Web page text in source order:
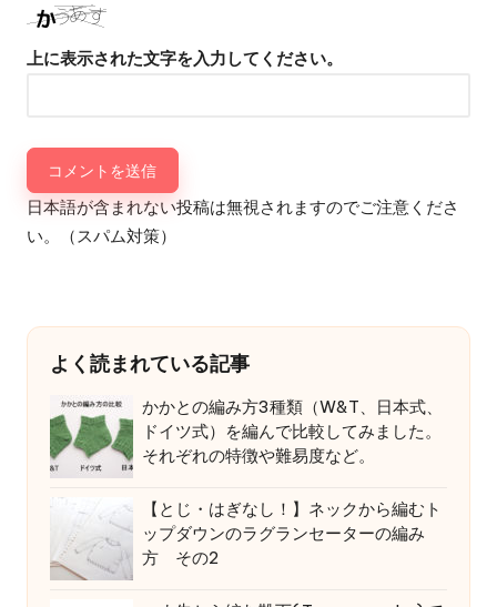
上に表示された文字を入力してください。
日本語が含まれない投稿は無視されますのでご注意くださ
い。（スパム対策）
よく読まれている記事
かかとの編み方3種類（W&T、日本式、
ドイツ式）を編んで比較してみました。
それぞれの特徴や難易度など。
【とじ・はぎなし！】ネックから編むト
ップダウンのラグランセーターの編み
方 その2